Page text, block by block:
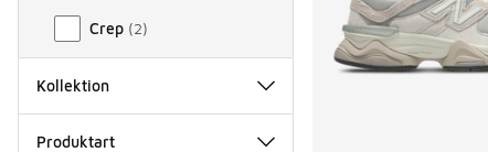
Crep (2)
Kollektion
Produktart